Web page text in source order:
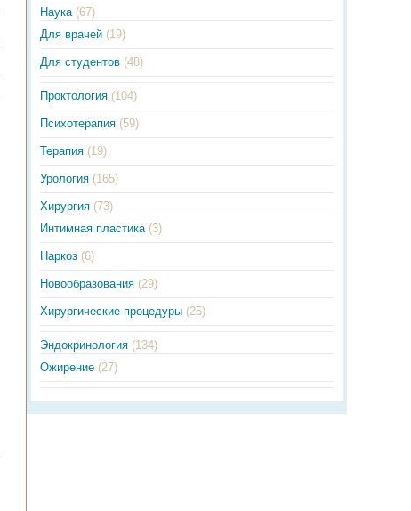
Наука (67)
Для врачей (19)
Для студентов (48)
Проктология (104)
Психотерапия (59)
Терапия (19)
Урология (165)
Хирургия (73)
Интимная пластика (3)
Наркоз (6)
Новообразования (29)
Хирургические процедуры (25)
Эндокринология (134)
Ожирение (27)